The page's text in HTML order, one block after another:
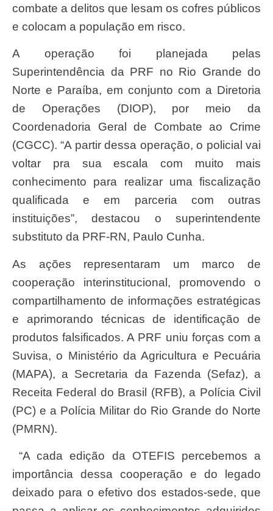
combate a delitos que lesam os cofres públicos
e colocam a população em risco.
A operação foi planejada pelas
Superintendência da PRF no Rio Grande do
Norte e Paraíba, em conjunto com a Diretoria
de Operações (DIOP), por meio da
Coordenadoria Geral de Combate ao Crime
(CGCC). “A partir dessa operação, o policial vai
voltar pra sua escala com muito mais
conhecimento para realizar uma fiscalização
qualificada e em parceria com outras
instituições”, destacou o superintendente
substituto da PRF-RN, Paulo Cunha.
As ações representaram um marco de
cooperação interinstitucional, promovendo o
compartilhamento de informações estratégicas
e aprimorando técnicas de identificação de
produtos falsificados. A PRF uniu forças com a
Suvisa, o Ministério da Agricultura e Pecuária
(MAPA), a Secretaria da Fazenda (Sefaz), a
Receita Federal do Brasil (RFB), a Polícia Civil
(PC) e a Polícia Militar do Rio Grande do Norte
(PMRN).
“A cada edição da OTEFIS percebemos a
importância dessa cooperação e do legado
deixado para o efetivo dos estados-sede, que